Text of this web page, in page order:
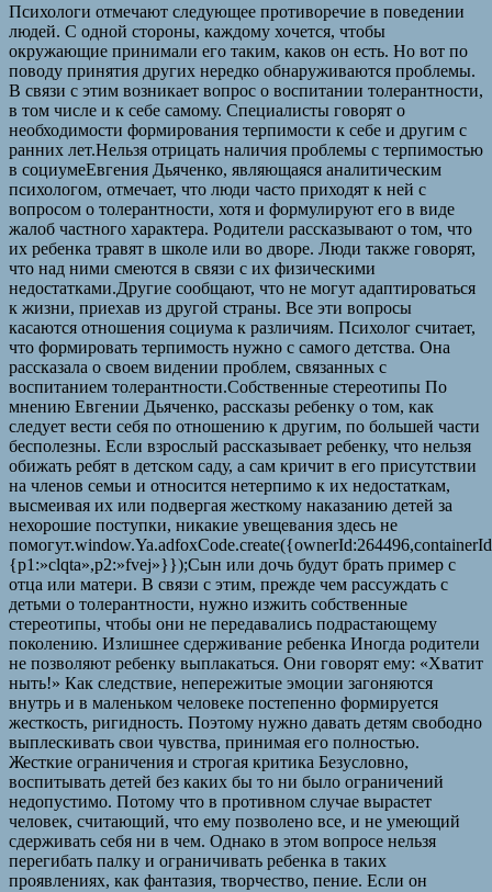
Психологи отмечают следующее противоречие в поведении
людей. С одной стороны, каждому хочется, чтобы
окружающие принимали его таким, каков он есть. Но вот по
поводу принятия других нередко обнаруживаются проблемы.
В связи с этим возникает вопрос о воспитании толерантности,
в том числе и к себе самому. Специалисты говорят о
необходимости формирования терпимости к себе и другим с
ранних лет.Нельзя отрицать наличия проблемы с терпимостью
в социумеЕвгения Дьяченко, являющаяся аналитическим
психологом, отмечает, что люди часто приходят к ней с
вопросом о толерантности, хотя и формулируют его в виде
жалоб частного характера. Родители рассказывают о том, что
их ребенка травят в школе или во дворе. Люди также говорят,
что над ними смеются в связи с их физическими
недостатками.Другие сообщают, что не могут адаптироваться
к жизни, приехав из другой страны. Все эти вопросы
касаются отношения социума к различиям. Психолог считает,
что формировать терпимость нужно с самого детства. Она
рассказала о своем видении проблем, связанных с
воспитанием толерантности.Собственные стереотипы По
мнению Евгении Дьяченко, рассказы ребенку о том, как
следует вести себя по отношению к другим, по большей части
бесполезны. Если взрослый рассказывает ребенку, что нельзя
обижать ребят в детском саду, а сам кричит в его присутствии
на членов семьи и относится нетерпимо к их недостаткам,
высмеивая их или подвергая жесткому наказанию детей за
нехорошие поступки, никакие увещевания здесь не
{p1:»clqta»,p2:»fvej»}});Сын или дочь будут брать пример с
отца или матери. В связи с этим, прежде чем рассуждать с
детьми о толерантности, нужно изжить собственные
стереотипы, чтобы они не передавались подрастающему
поколению. Излишнее сдерживание ребенка Иногда родители
не позволяют ребенку выплакаться. Они говорят ему: «Хватит
ныть!» Как следствие, непережитые эмоции загоняются
внутрь и в маленьком человеке постепенно формируется
жесткость, ригидность. Поэтому нужно давать детям свободно
выплескивать свои чувства, принимая его полностью.
Жесткие ограничения и строгая критика Безусловно,
воспитывать детей без каких бы то ни было ограничений
недопустимо. Потому что в противном случае вырастет
человек, считающий, что ему позволено все, и не умеющий
сдерживать себя ни в чем. Однако в этом вопросе нельзя
перегибать палку и ограничивать ребенка в таких
проявлениях, как фантазия, творчество, пение. Если он